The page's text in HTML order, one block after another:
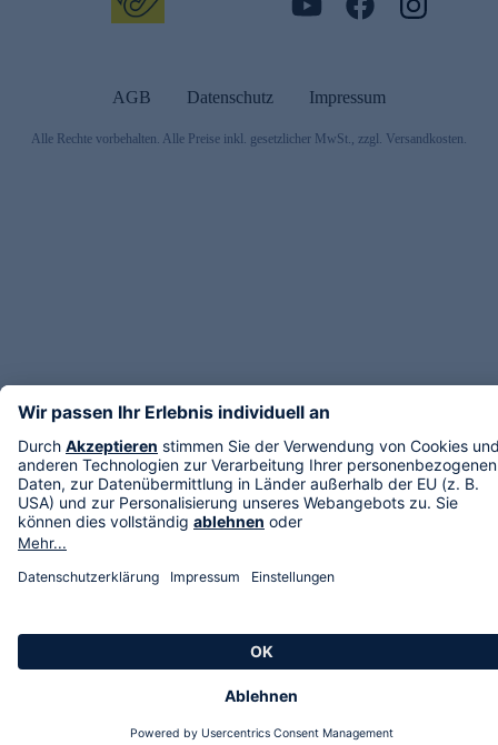
AGB Datenschutz Impressum
Alle Rechte vorbehalten. Alle Preise inkl. gesetzlicher MwSt., zzgl. Versandkosten.